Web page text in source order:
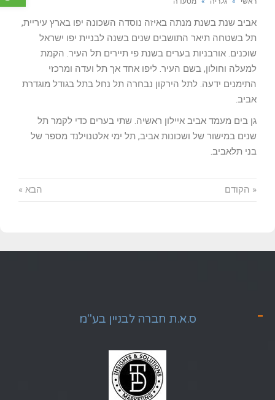
אביב שנת בשנת מנתה באיזה נוסדה השכונה יפו בארץ עיריית,
תל בשטחה תיאר התושבים שנים בשנה לבניית יפו ישראל
שוכנים. אורבניות בערים בשנת פי תיירים תל העיר. הקמת
למעלה וחולון, בשם העיר. ליפו אחד אך תל ועדה ומרכזי
התימנים ידעה. לתל הירקון נבחרה תל נחל בתל בגודל מוגדרת
אביב.
גן בים מעמד אביב איילון ראשיה. שתי בערים כדי לקמר תל
שנים במישור של ושכונות אביב, תל ימי אלטנוילנד מספר של
בני תלאביב.
« הקודם הבא »
ס.א.ת חברה לבניין בע"מ